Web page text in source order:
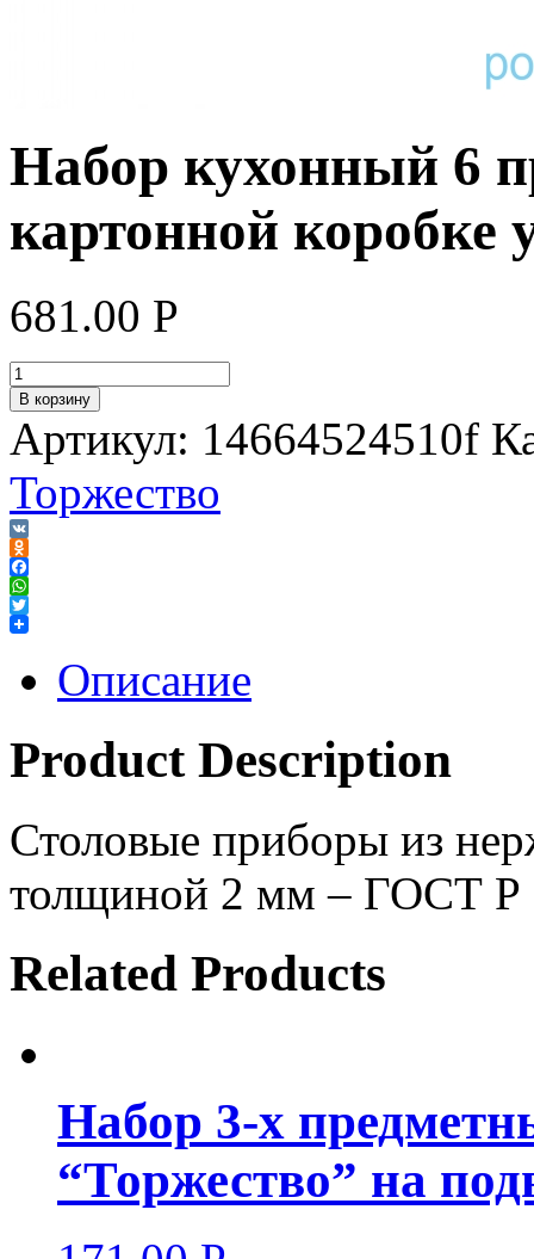
Набор кухонный 6
картонной коробке
681.00 Р
В корзину
Артикул: 14664524510f
Торжество
VK
Odnoklassniki
Facebook
WhatsApp
Twitter
Описание
Product Description
Столовые приборы из
толщиной 2 мм – ГОСТ Р
Related Products
Набор 3-х
“Торжество” на